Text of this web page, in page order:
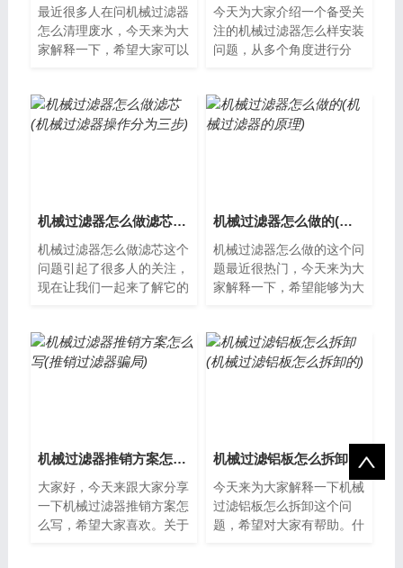
最近很多人在问机械过滤器
怎么清理废水，今天来为大
家解释一下，希望大家可以
器是一种利...
今天为大家介绍一个备受关
注的机械过滤器怎么样安装
问题，从多个角度进行分
过滤器是一种用...
机械过滤器怎么做滤芯(机械过滤器操作分为三步)
机械过滤器怎么做滤芯这个
问题引起了很多人的关注，
现在让我们一起来了解它的
的水处理设...
机械过滤器怎么做的(机械过滤器的原理)
机械过滤器怎么做的这个问
题最近很热门，今天来为大
家解释一下，希望能够为大
是一种用于...
机械过滤器推销方案怎么写(推销过滤器骗局)
大家好，今天来跟大家分享
一下机械过滤器推销方案怎
么写，希望大家喜欢。关于
机械过滤铝板怎么拆卸(机械过滤铝板怎么拆卸的)
今天来为大家解释一下机械
过滤铝板怎么拆卸这个问
题，希望对大家有帮助。什